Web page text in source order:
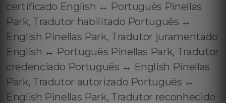
certificado English ↔️ Português Pinellas
Park, Tradutor habilitado Português ↔️
English Pinellas Park, Tradutor juramentado
English ↔️ Português Pinellas Park, Tradutor
credenciado Português ↔️ English Pinellas
Park, Tradutor autorizado Português ↔️
English Pinellas Park, Tradutor reconhecido